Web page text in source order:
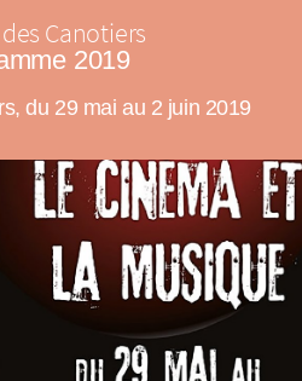
Canotiers
2019
du 29 mai au 2 juin 2019